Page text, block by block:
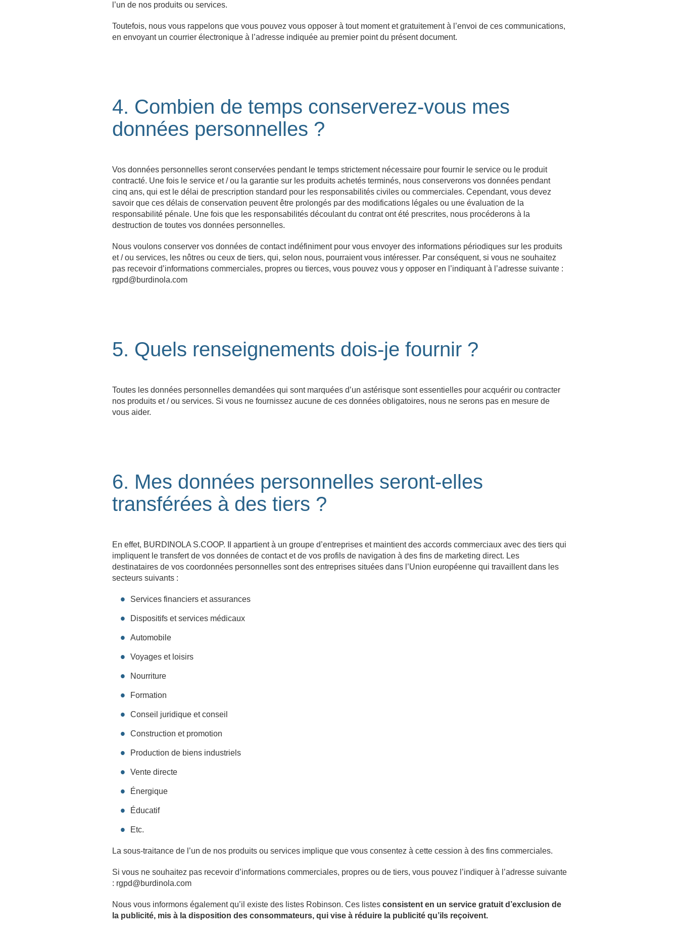
l’un de nos produits ou services.
Toutefois, nous vous rappelons que vous pouvez vous opposer à tout moment et gratuitement à l’envoi de ces communications,
en envoyant un courrier électronique à l’adresse indiquée au premier point du présent document.
4. Combien de temps conserverez-vous mes
données personnelles ?
Vos données personnelles seront conservées pendant le temps strictement nécessaire pour fournir le service ou le produit
contracté. Une fois le service et / ou la garantie sur les produits achetés terminés, nous conserverons vos données pendant
cinq ans, qui est le délai de prescription standard pour les responsabilités civiles ou commerciales. Cependant, vous devez
savoir que ces délais de conservation peuvent être prolongés par des modifications légales ou une évaluation de la
responsabilité pénale. Une fois que les responsabilités découlant du contrat ont été prescrites, nous procéderons à la
destruction de toutes vos données personnelles.
Nous voulons conserver vos données de contact indéfiniment pour vous envoyer des informations périodiques sur les produits
et / ou services, les nôtres ou ceux de tiers, qui, selon nous, pourraient vous intéresser. Par conséquent, si vous ne souhaitez
pas recevoir d’informations commerciales, propres ou tierces, vous pouvez vous y opposer en l’indiquant à l’adresse suivante :
rgpd@burdinola.com
5. Quels renseignements dois-je fournir ?
Toutes les données personnelles demandées qui sont marquées d’un astérisque sont essentielles pour acquérir ou contracter
nos produits et / ou services. Si vous ne fournissez aucune de ces données obligatoires, nous ne serons pas en mesure de
vous aider.
6. Mes données personnelles seront-elles
transférées à des tiers ?
En effet, BURDINOLA S.COOP. Il appartient à un groupe d’entreprises et maintient des accords commerciaux avec des tiers qui
impliquent le transfert de vos données de contact et de vos profils de navigation à des fins de marketing direct. Les
destinataires de vos coordonnées personnelles sont des entreprises situées dans l’Union européenne qui travaillent dans les
secteurs suivants :
Services financiers et assurances
Dispositifs et services médicaux
Automobile
Voyages et loisirs
Nourriture
Formation
Conseil juridique et conseil
Construction et promotion
Production de biens industriels
Vente directe
Énergique
Éducatif
Etc.
La sous-traitance de l’un de nos produits ou services implique que vous consentez à cette cession à des fins commerciales.
Si vous ne souhaitez pas recevoir d’informations commerciales, propres ou de tiers, vous pouvez l’indiquer à l’adresse suivante
: rgpd@burdinola.com
Nous vous informons également qu’il existe des listes Robinson. Ces listes consistent en un service gratuit d’exclusion de
la publicité, mis à la disposition des consommateurs, qui vise à réduire la publicité qu’ils reçoivent.